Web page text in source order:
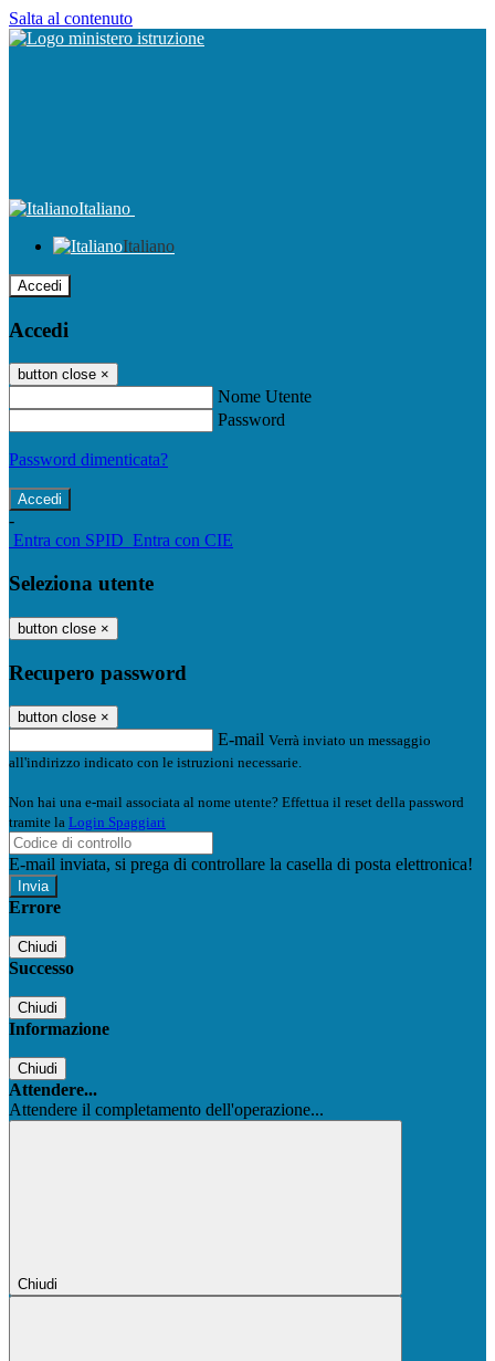
Salta al contenuto
Italiano
Italiano
Accedi
Accedi
button close ×
Nome Utente
Password
Password dimenticata?
-
Entra con SPID Entra con CIE
Seleziona utente
button close ×
Recupero password
button close ×
E-mail Verrà inviato un messaggio
all'indirizzo indicato con le istruzioni necessarie.
Non hai una e-mail associata al nome utente? Effettua il reset della password
tramite la Login Spaggiari
E-mail inviata, si prega di controllare la casella di posta elettronica!
Errore
Chiudi
Successo
Chiudi
Informazione
Chiudi
Attendere...
Attendere il completamento dell'operazione...
Chiudi